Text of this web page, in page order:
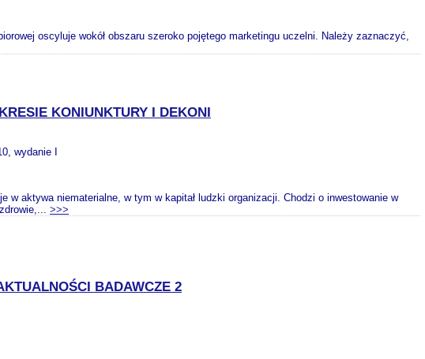
oscyluje wokół obszaru szeroko pojętego marketingu uczelni. Należy zaznaczyć,
KONIUNKTURY I DEKONI
wydanie I
aktywa niematerialne, w tym w kapitał ludzki organizacji. Chodzi o inwestowanie w
>>>
BADAWCZE 2